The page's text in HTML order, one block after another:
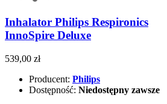
Inhalator Philips Respironics
InnoSpire Deluxe
539,00 zł
Producent: Philips
Dostępność: Niedostępny zawsze